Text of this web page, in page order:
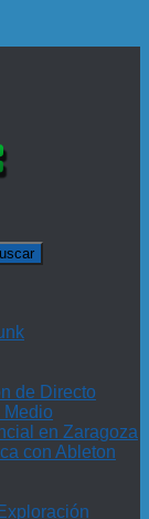
de Directo
en Zaragoza
con Ableton